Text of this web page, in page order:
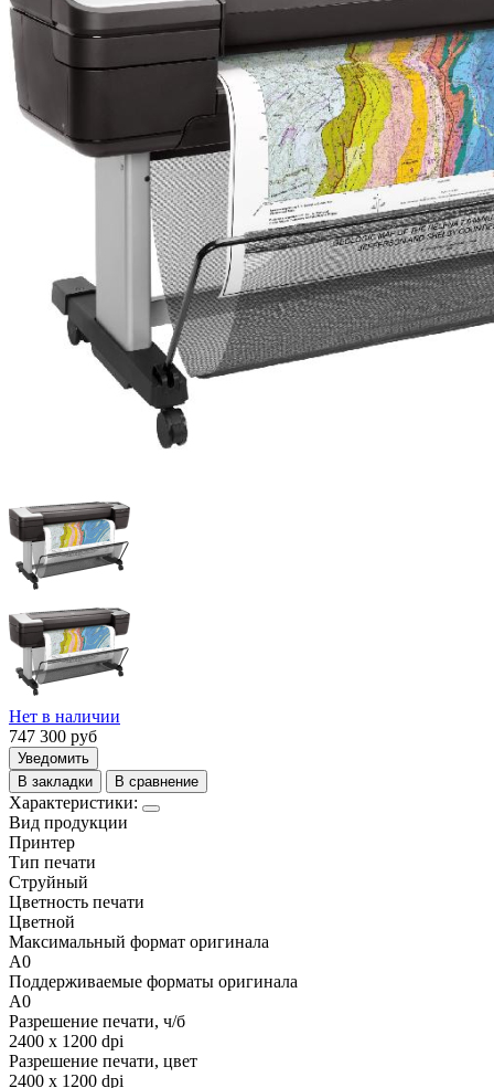
Нет в наличии
747 300 руб
Уведомить
В закладки
В сравнение
Характеристики:
Вид продукции
Принтер
Тип печати
Струйный
Цветность печати
Цветной
Максимальный формат оригинала
A0
Поддерживаемые форматы оригинала
A0
Разрешение печати, ч/б
2400 x 1200 dpi
Разрешение печати, цвет
2400 x 1200 dpi